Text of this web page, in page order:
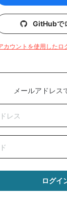
GitHubで
カウントを使用したロ
メールアドレス
ログイ